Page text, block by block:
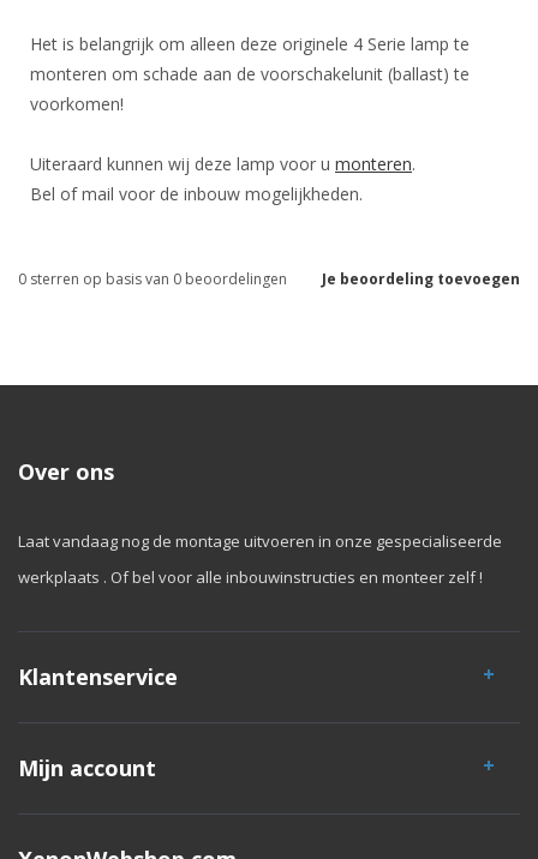
Het is belangrijk om alleen deze originele 4 Serie lamp te
monteren om schade aan de voorschakelunit (ballast) te
voorkomen!
Uiteraard kunnen wij deze lamp voor u monteren.
Bel of mail voor de inbouw mogelijkheden.
Je beoordeling toevoegen
0 sterren op basis van 0 beoordelingen
Over ons
Laat vandaag nog de montage uitvoeren in onze gespecialiseerde
werkplaats . Of bel voor alle inbouwinstructies en monteer zelf !
Klantenservice
Mijn account